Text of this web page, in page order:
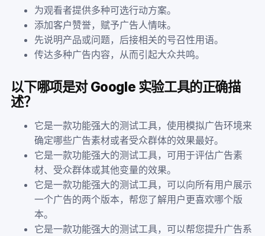
为观看者提供多种可选行动方案。
添加客户赞誉，赋予广告人情味。
先说明产品或问题，后接相关的号召性用语。
传达多种广告内容，从而引起大众共鸣。
以下哪项是对 Google 实验工具的正确描
述？
它是一款功能强大的测试工具，使用模拟广告环境来
确定哪些广告素材或者受众群体的效果最好。
它是一款功能强大的测试工具，可用于评估广告素
材、受众群体或其他变量的效果。
它是一款功能强大的测试工具，可以向所有用户展示
一个广告的两个版本，帮您了解用户更喜欢哪个版
本。
它是一款功能强大的测试工具，可以帮您提升广告系